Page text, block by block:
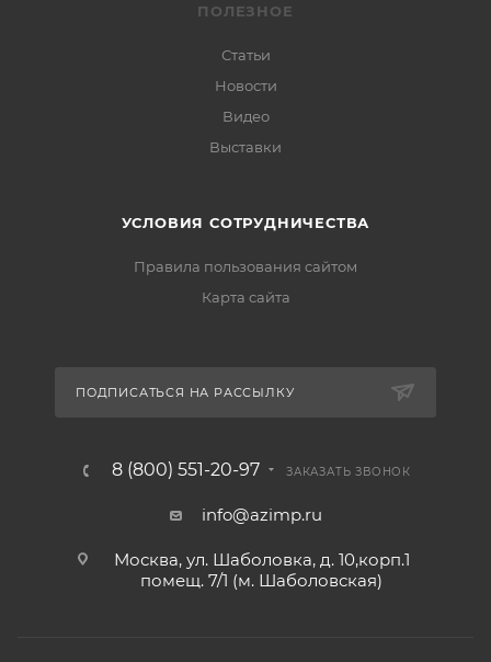
ПОЛЕЗНОЕ
Статьи
Новости
Видео
Выставки
УСЛОВИЯ СОТРУДНИЧЕСТВА
Правила пользования сайтом
Карта сайта
ПОДПИСАТЬСЯ НА РАССЫЛКУ
8 (800) 551-20-97 ЗАКАЗАТЬ ЗВОНОК
info@azimp.ru
Москва, ул. Шаболовка, д. 10,корп.1
помещ. 7/1 (м. Шаболовская)